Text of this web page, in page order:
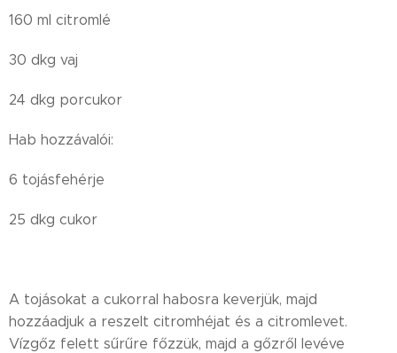
160 ml citromlé
30 dkg vaj
24 dkg porcukor
Hab hozzávalói:
6 tojásfehérje
25 dkg cukor
A tojásokat a cukorral habosra keverjük, majd
hozzáadjuk a reszelt citromhéjat és a citromlevet.
Vízgőz felett sűrűre főzzük, majd a gőzről levéve